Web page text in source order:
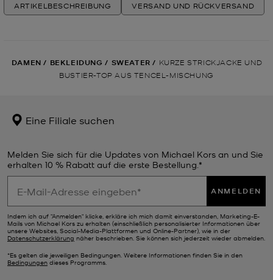
ARTIKELBESCHREIBUNG VERSAND UND RÜCKVERSAND
DAMEN / BEKLEIDUNG / SWEATER / KURZE STRICKJACKE UND
BUSTIER-TOP AUS TENCEL-MISCHUNG
Eine Filiale suchen
Melden Sie sich für die Updates von Michael Kors an und Sie
erhalten 10 % Rabatt auf die erste Bestellung.*
ANMELDEN
Indem ich auf "Anmelden" klicke, erkläre ich mich damit einverstanden, Marketing-E-
Mails von Michael Kors zu erhalten (einschließlich personalisierter Informationen über
unsere Websites, Social-Media-Plattformen und Online-Partner), wie in der
Datenschutzerklärung näher beschrieben. Sie können sich jederzeit wieder abmelden.
*Es gelten die jeweiligen Bedingungen. Weitere Informationen finden Sie in den
Bedingungen dieses Programms.